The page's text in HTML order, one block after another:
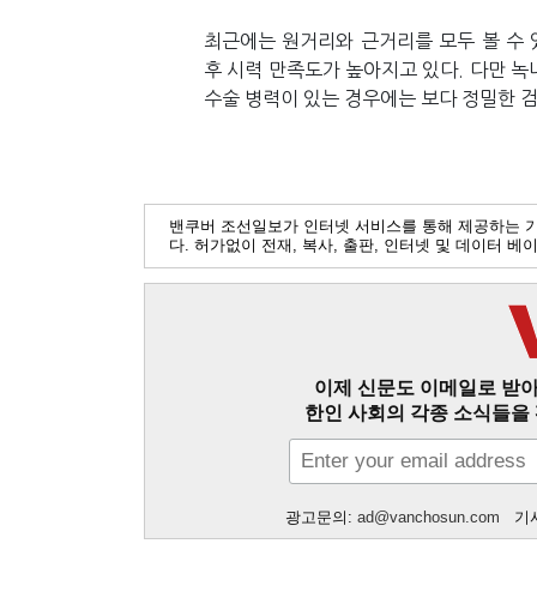
최근에는 원거리와 근거리를 모두 볼 수
후 시력 만족도가 높아지고 있다. 다만
수술 병력이 있는 경우에는 보다 정밀한
밴쿠버 조선일보가 인터넷 서비스를 통해 제공하는
다. 허가없이 전재, 복사, 출판, 인터넷 및 데이터 베
이제 신문도 이메일로 받
한인 사회의 각종 소식들
광고문의: ad@vanchosun.com 기